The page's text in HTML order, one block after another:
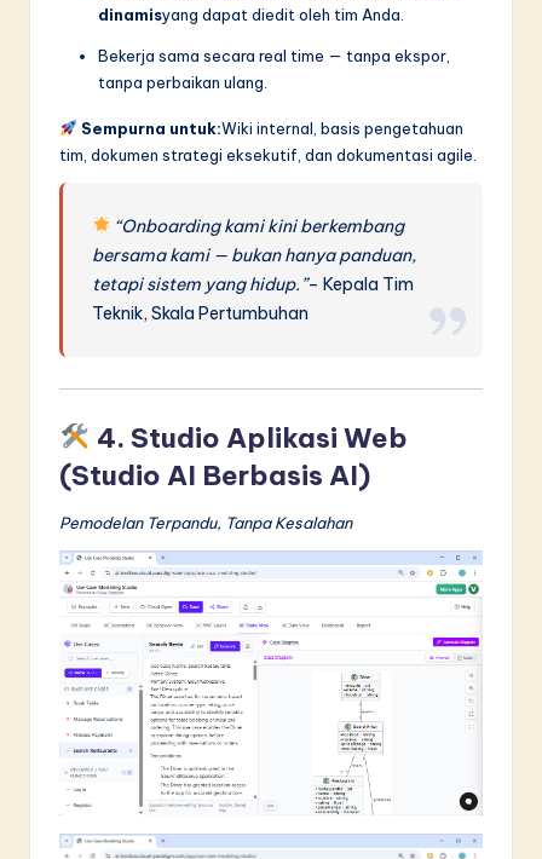
dinamisyang dapat diedit oleh tim Anda.
Bekerja sama secara real time — tanpa ekspor,
tanpa perbaikan ulang.
Sempurna untuk:Wiki internal, basis pengetahuan
tim, dokumen strategi eksekutif, dan dokumentasi agile.
“Onboarding kami kini berkembang
bersama kami — bukan hanya panduan,
tetapi sistem yang hidup.”– Kepala Tim
Teknik, Skala Pertumbuhan
4. Studio Aplikasi Web
(Studio AI Berbasis AI)
Pemodelan Terpandu, Tanpa Kesalahan